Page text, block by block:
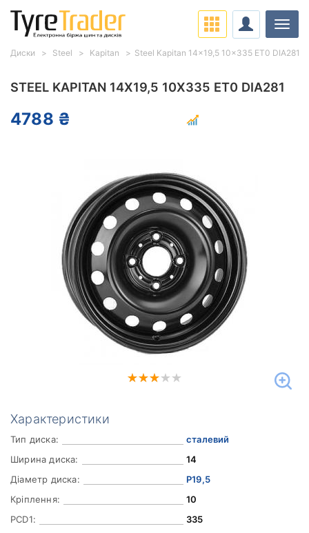
STEEL KAPITAN 14X19,5 10X335 ET0 DIA281
4788 ₴
Характеристики
Тип диска:
сталевий
Ширина диска:
14
Діаметр диска:
Р19,5
Кріплення:
10
PCD1:
335
Диски Steel Kapitan Steel Kapitan 14x19,5 10x335 ET0 DIA281